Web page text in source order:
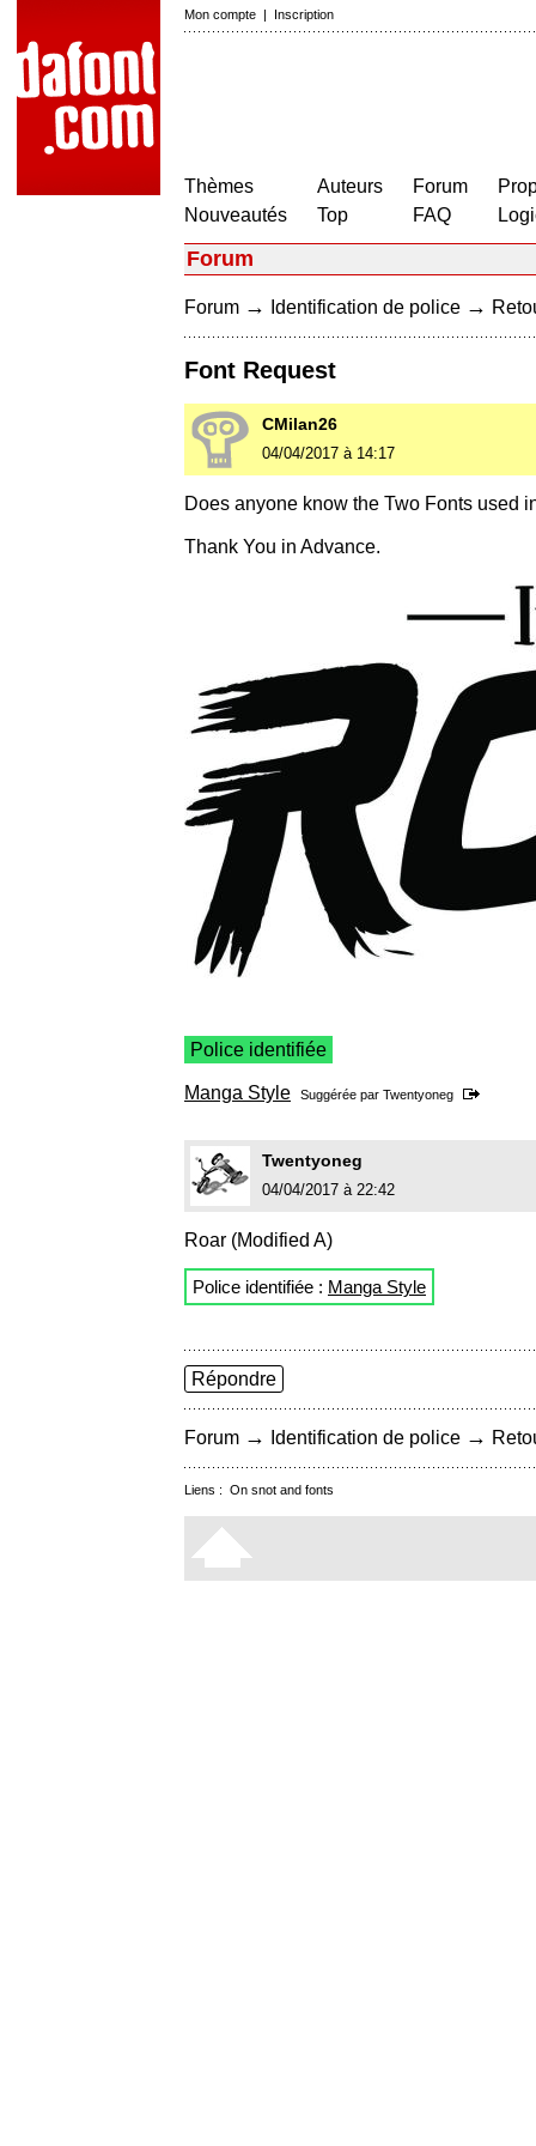
Mon compte | Inscription
Thèmes
Nouveautés
Auteurs
Top
Forum
FAQ
Forum
Forum → Identification de police →
Font Request
CMilan26
04/04/2017 à 14:17
Does anyone know the Two Fonts used
Thank You in Advance.
Police identifiée
Manga Style Suggérée par Twentyoneg
Twentyoneg
04/04/2017 à 22:42
Roar (Modified A)
Police identifiée : Manga Style
Répondre
Forum → Identification de police →
Liens : On snot and fonts